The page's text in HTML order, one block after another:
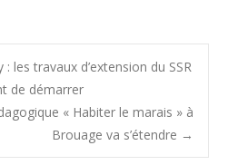
: les travaux d’extension du SSR
de démarrer
« Habiter le marais » à
Brouage va s’étendre →